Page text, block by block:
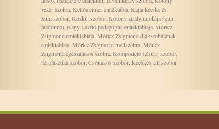
vezér szobra, Kettős címer emléktábla, Kajla kecske és
Süni szobor, Közkút szobor, Kötöny király unokája (kun
madonna), Nagy László pedagógus emléktáblája, Móricz
Zsigmond emléktáblája, Móricz Zsigmond diákszobájának
emléktáblája, Móricz Zsigmond mellszobra, Móricz
Zsigmond egészalakos szobra, Kompozíció (Zsűri) szobor,
Térplasztika szobor, Csónakos szobor, Kecskés kút szobor